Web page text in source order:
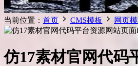
当前位置： 首页 CMS模板 网页
仿17素材官网代码